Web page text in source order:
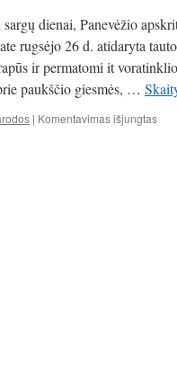
dienai, Panevėžio
rugsėjo 26 d. atidaryta
ir permatomi it
paukščio giesmės, …
| Komentavimas išjungtasįraše